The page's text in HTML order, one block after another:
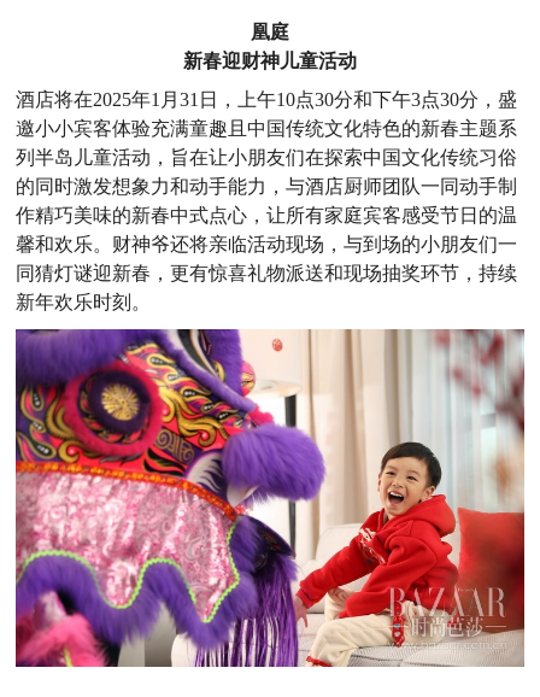
凰庭
新春迎财神儿童活动
酒店将在2025年1月31日，上午10点30分和下午3点30分，盛
邀小小宾客体验充满童趣且中国传统文化特色的新春主题系
列半岛儿童活动，旨在让小朋友们在探索中国文化传统习俗
的同时激发想象力和动手能力，与酒店厨师团队一同动手制
作精巧美味的新春中式点心，让所有家庭宾客感受节日的温
馨和欢乐。财神爷还将亲临活动现场，与到场的小朋友们一
同猜灯谜迎新春，更有惊喜礼物派送和现场抽奖环节，持续
新年欢乐时刻。